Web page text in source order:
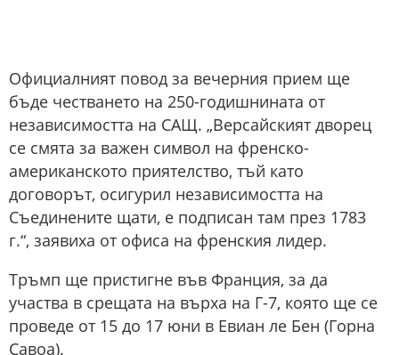
Официалният повод за вечерния прием ще
бъде честването на 250-годишнината от
независимостта на САЩ. „Версайският дворец
се смята за важен символ на френско-
американското приятелство, тъй като
договорът, осигурил независимостта на
Съединените щати, е подписан там през 1783
г.“, заявиха от офиса на френския лидер.
Тръмп ще пристигне във Франция, за да
участва в срещата на върха на Г-7, която ще се
проведе от 15 до 17 юни в Евиан ле Бен (Горна
Савоа).